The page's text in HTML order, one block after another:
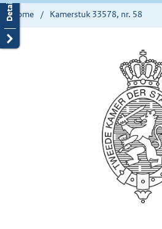
Home Kamerstuk 33578, nr. 58